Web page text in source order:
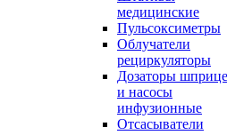
медицинские
Пульсоксиметры
Облучатели
рециркуляторы
Дозаторы
и насосы
инфузионные
Отсасыватели